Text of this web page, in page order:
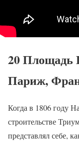
20 Площадь
Париж,
Когда в 1806 году
строительстве
представлял себе,